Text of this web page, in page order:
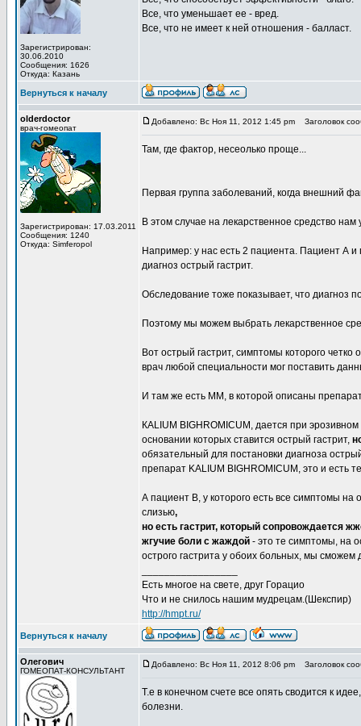
Зарегистрирован:
30.06.2010
Сообщения: 1626
Откуда: Казань
Все, что уменьшает ее - вред.
Все, что не имеет к ней отношения - балласт.
Вернуться к началу
olderdoctor
врач-гомеопат
Зарегистрирован: 17.03.2011
Сообщения: 1240
Откуда: Simferopol
Добавлено: Вс Ноя 11, 2012 1:45 pm Заголовок
Там, где фактор, несеолько проще...
Первая группа заболеваний, когда внешний
В этом случае на лекарственное средство
Например: у нас есть 2 пациента. Пациент А и
диагноз острый гастрит.
Обследование тоже показывает, что диагноз
Поэтому мы можем выбрать лекарственное
Вот острый гастрит, симптомы которого
врач любой специальности мог поставить
И там же есть ММ, в которой описаны
КALIUM BIGHROMICUM, дается при
основании которых ставится острый гастрит,
обязательный для постановки диагноза
препарат KALIUM BIGHROMICUM, это и есть
А пациент В, у которого есть все симптомы на
слизью,
но есть гастрит, который сопровождается
жгучие боли с жаждой - это те симптомы, на
острого гастрита у обоих больных, мы
Есть многое на свете, друг Горацио
Что и не снилось нашим мудрецам.(Шекспир)
http://hmpt.ru/
Вернуться к началу
Олегович
ГОМЕОПАТ-КОНСУЛЬТАНТ
Добавлено: Вс Ноя 11, 2012 8:06 pm Заголовок
Т.е в конечном счете все опять сводится к
болезни.